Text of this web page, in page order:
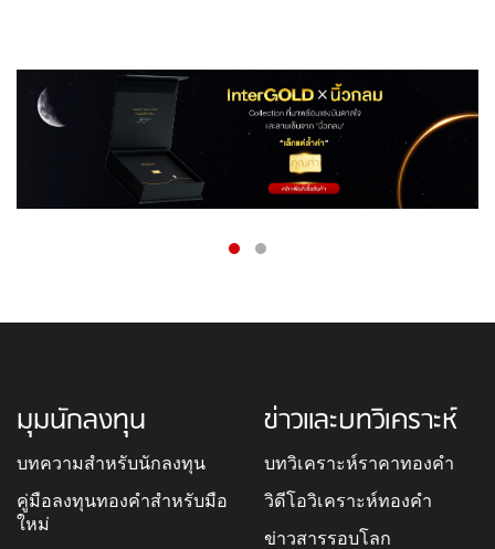
มุมนักลงทุน
บทความสำหรับนักลงทุน
คู่มือลงทุนทองคำสำหรับมือ
ใหม่
ข่าวและบทวิเคราะห์
บทวิเคราะห์ราคาทองคำ
วิดีโอวิเคราะห์ทองคำ
ข่าวสารรอบโลก